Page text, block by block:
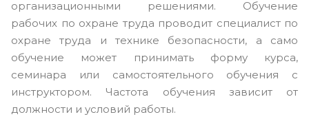
организационными решениями. Обучение
рабочих по охране труда проводит специалист по
охране труда и технике безопасности, а само
обучение может принимать форму курса,
семинара или самостоятельного обучения с
инструктором. Частота обучения зависит от
должности и условий работы.